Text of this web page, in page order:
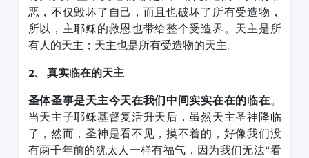
恶，不仅毁坏了自己，而且也破坏了所有受造物，
所以，主耶稣的救恩也带给整个受造界。天主是所
有人的天主；天主也是所有受造物的天主。
2、
真实临在的天主
圣体圣事是天主今天在我们中间实实在在的临在。
当天主子耶稣基督复活升天后，虽然天主圣神降临
了，然而，圣神是看不见，摸不着的，好像我们没
有两千年前的犹太人一样有福气，因为我们无法“看